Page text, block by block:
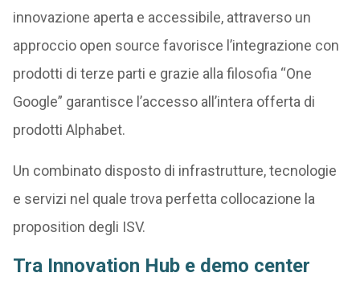
innovazione aperta e accessibile, attraverso un
approccio open source favorisce l’integrazione con
prodotti di terze parti e grazie alla filosofia “One
Google” garantisce l’accesso all’intera offerta di
prodotti Alphabet.
Un combinato disposto di infrastrutture, tecnologie
e servizi nel quale trova perfetta collocazione la
proposition degli ISV.
Tra Innovation Hub e demo center